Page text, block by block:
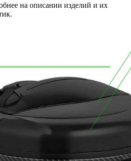
на описании изделий и их